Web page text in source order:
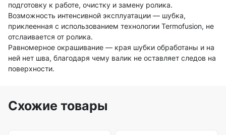
подготовку к работе, очистку и замену ролика.
Возможность интенсивной эксплуатации — шубка,
приклеенная с использованием технологии Termofusion, не
отслаивается от ролика.
Равномерное окрашивание — края шубки обработаны и на
ней нет шва, благодаря чему валик не оставляет следов на
поверхности.
Схожие товары